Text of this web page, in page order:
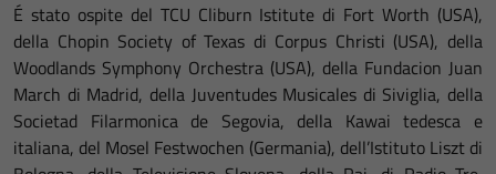
É stato ospite del TCU Cliburn Istitute di Fort Worth (USA),
della Chopin Society of Texas di Corpus Christi (USA), della
Woodlands Symphony Orchestra (USA), della Fundacion Juan
March di Madrid, della Juventudes Musicales di Siviglia, della
Societad Filarmonica de Segovia, della Kawai tedesca e
italiana, del Mosel Festwochen (Germania), dell’Istituto Liszt di